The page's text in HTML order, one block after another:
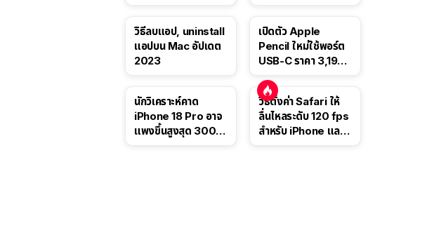
วิธีลบแอป, uninstall
แอปบน Mac อัปเดต
2023
เปิดตัว Apple
Pencil ใหม่ใช้พอร์ต
USB-C ราคา 3,190
นี้
นักวิเคราะห์คาด
iPhone 18 Pro อาจ
แพงขึ้นสูงสุด 300
วิธีตั้งค่า Safari ให้
ลื่นไหลระดับ 120 fps
สำหรับ iPhone และ